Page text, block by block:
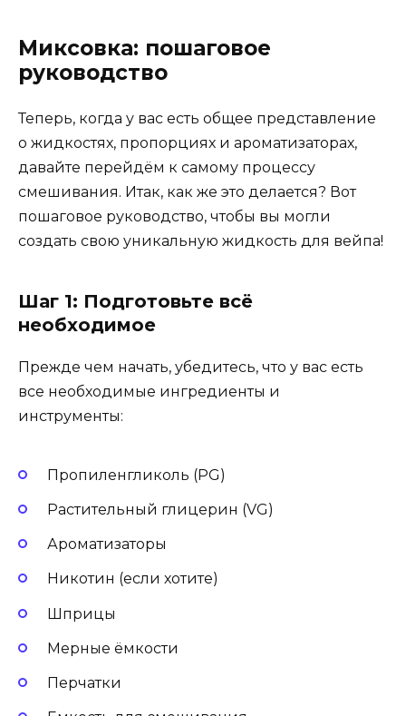
Миксовка: пошаговое
руководство
Теперь, когда у вас есть общее представление
о жидкостях, пропорциях и ароматизаторах,
давайте перейдём к самому процессу
смешивания. Итак, как же это делается? Вот
пошаговое руководство, чтобы вы могли
создать свою уникальную жидкость для вейпа!
Шаг 1: Подготовьте всё
необходимое
Прежде чем начать, убедитесь, что у вас есть
все необходимые ингредиенты и
инструменты:
Пропиленгликоль (PG)
Растительный глицерин (VG)
Ароматизаторы
Никотин (если хотите)
Шприцы
Мерные ёмкости
Перчатки